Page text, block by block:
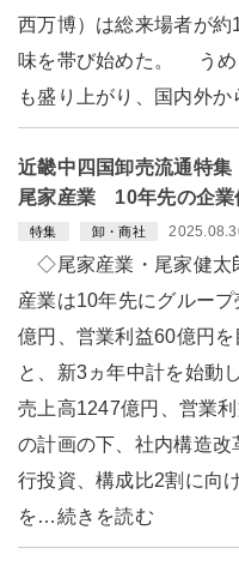
西万博）は総来場者が
味を帯び始めた。 うめ
も盛り上がり、国内外
近畿中四国卸売流通特集
尾家産業 10年先の企業
特集 卸・商社
◇尾家産業・尾家健
産業は10年先にグルー
億円、営業利益60億円
と、新3ヵ年中計を始動
売上高1247億円、営業
の計画の下、社内構造改
行投資、構成比2割に向
を…続きを読む